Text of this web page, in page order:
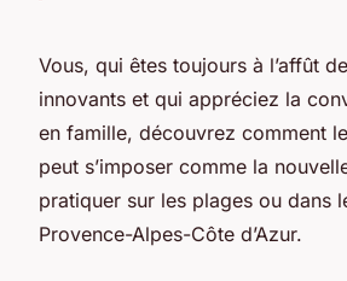
Vous, qui êtes toujours à l’affût
innovants et qui appréciez la
en famille, découvrez comment
peut s’imposer comme la
pratiquer sur les plages ou dans
Provence-Alpes-Côte d’Azur.